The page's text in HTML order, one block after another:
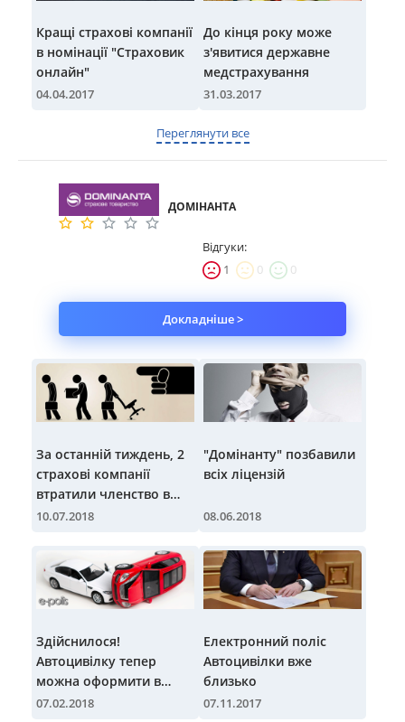
Кращі страхові компанії
в номінації "Страховик
онлайн"
04.04.2017
До кінця року може
з'явитися державне
медстрахування
31.03.2017
Переглянути все
ДОМІНАНТА
Відгуки:
1
0 0
Докладніше >
За останній тиждень, 2
страхові компанії
втратили членство в
МТСБУ
10.07.2018
"Домінанту" позбавили
всіх ліцензій
08.06.2018
Здійснилося!
Автоцивілку тепер
можна оформити в
електронному вигляді
07.02.2018
Електронний поліс
Автоцивілки вже
близько
07.11.2017